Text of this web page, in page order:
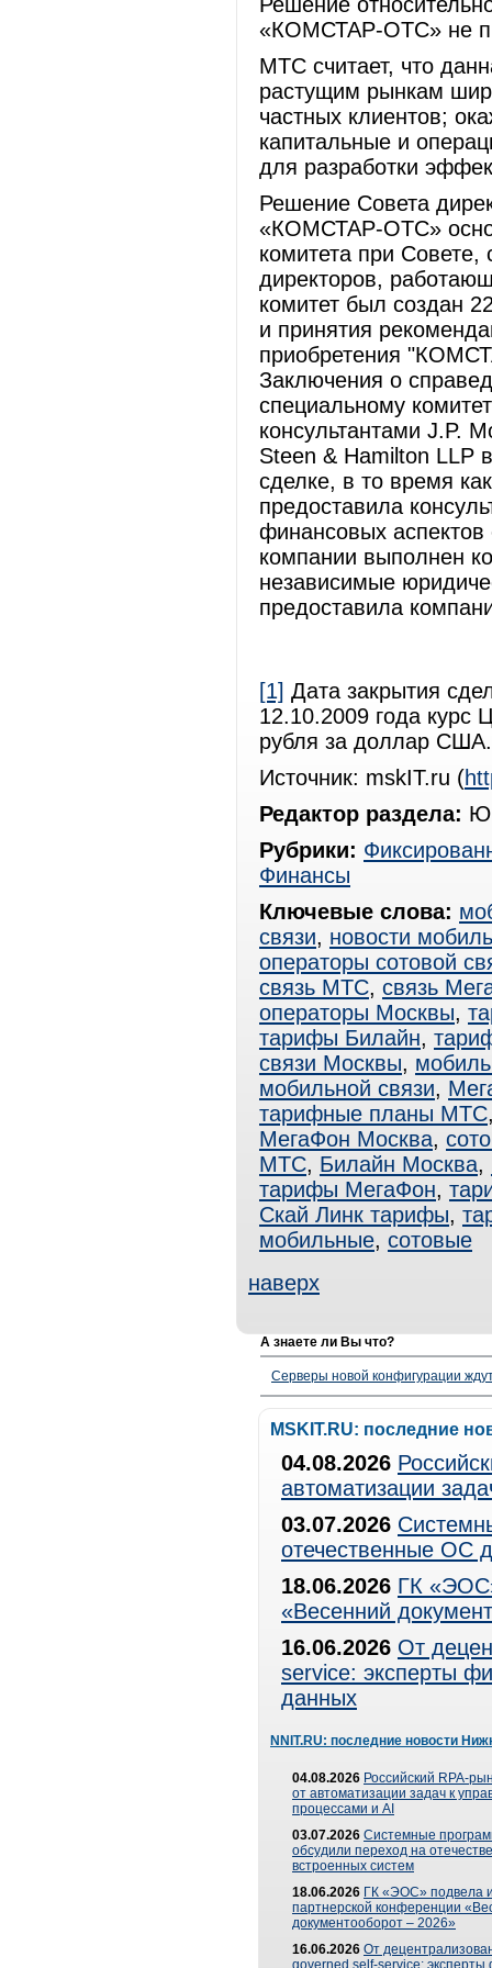
«КОМСТАР-ОТС» не
МТС считает, что
растущим рынкам
частных клиентов;
капитальные и
для разработки
Решение Совета
«КОМСТАР-ОТС»
комитета при Совете,
директоров,
комитет был создан
и принятия
приобретения
Заключения о
специальному
консультантами J.P.
Steen & Hamilton LLP
сделке, в то время
предоставила
финансовых
компании выполнен
независимые
предоставила
[1] Дата закрытия
12.10.2009 года курс
рубля за доллар США.
Источник: mskIT.ru (
Редактор раздела:
Рубрики:
Финансы
Ключевые слова:
связи, новости
операторы сотовой
связь МТС, связь
операторы Москвы,
тарифы Билайн,
связи Москвы,
мобильной связи,
тарифные планы МТС
МегаФон Москва,
МТС, Билайн Москва,
тарифы МегаФон,
Скай Линк тарифы,
мобильные, сотовые
наверх
А знаете ли Вы что?
Серверы новой конфигурации
MSKIT.RU: последние
04.08.2026
автоматизации
03.07.2026
отечественные ОС
18.06.2026 ГК
«Весенний
16.06.2026 От
service: эксперты
данных
NNIT.RU: последние новости
04.08.2026 Российский RPA-
от автоматизации задач к
процессами и AI
03.07.2026 Системные
обсудили переход на
встроенных систем
18.06.2026 ГК «ЭОС» подвела
партнерской конференции
документооборот – 2026»
16.06.2026 От
governed self-service: эксперты